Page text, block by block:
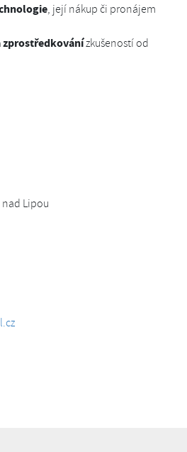
, její nákup či pronájem
zprostředkovánízkušeností od
nad Lipou